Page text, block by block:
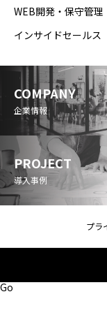
WEB開発・保守管理
インサイドセールス
COMPANY
企業情報
PROJECT
導入事例
プラ
Go